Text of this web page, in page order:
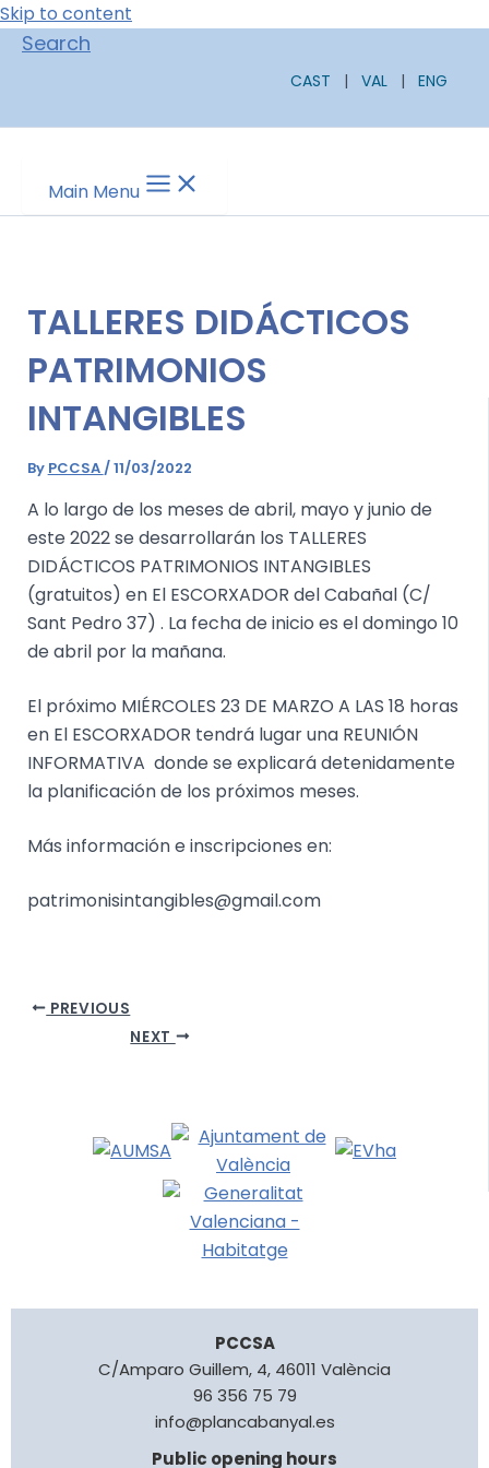
Skip to content
Search
CAST | VAL | ENG
Main Menu
TALLERES DIDÁCTICOS
PATRIMONIOS
INTANGIBLES
By PCCSA /11/03/2022
A lo largo de los meses de abril, mayo y junio de
este 2022 se desarrollarán los TALLERES
DIDÁCTICOS PATRIMONIOS INTANGIBLES
(gratuitos) en El ESCORXADOR del Cabañal (C/
Sant Pedro 37) . La fecha de inicio es el domingo 10
de abril por la mañana.
El próximo MIÉRCOLES 23 DE MARZO A LAS 18 horas
en El ESCORXADOR tendrá lugar una REUNIÓN
INFORMATIVA donde se explicará detenidamente
la planificación de los próximos meses.
Más información e inscripciones en:
patrimonisintangibles@gmail.com
PREVIOUS
NEXT
PCCSA
C/Amparo Guillem, 4, 46011 València
96 356 75 79
info@plancabanyal.es
Public opening hours